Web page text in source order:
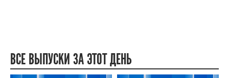
ВСЕ ВЫПУСКИ ЗА ЭТОТ ДЕНЬ